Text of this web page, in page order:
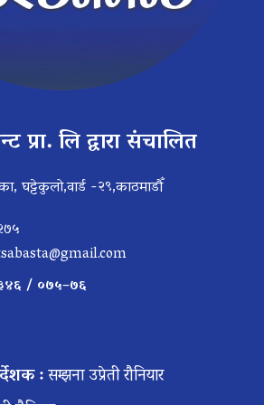
प्रा. लि द्वारा संचालित
घट्टेकुलो,वार्ड -२९,काठमाडौँ
/ ०७५–७६
:सम्झना उप्रेती रौनियार